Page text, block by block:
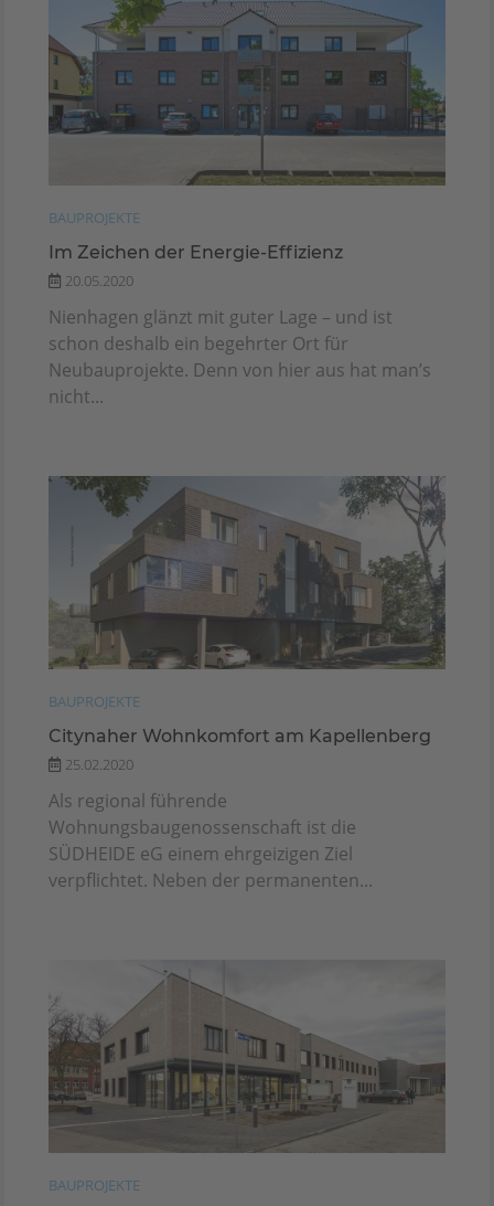
BAUPROJEKTE
Im Zeichen der Energie-Effizienz
20.05.2020
Nienhagen glänzt mit guter Lage – und ist
schon deshalb ein begehrter Ort für
Neubauprojekte. Denn von hier aus hat man’s
nicht...
BAUPROJEKTE
Citynaher Wohnkomfort am Kapellenberg
25.02.2020
Als regional führende
Wohnungsbaugenossenschaft ist die
SÜDHEIDE eG einem ehrgeizigen Ziel
verpflichtet. Neben der permanenten...
BAUPROJEKTE